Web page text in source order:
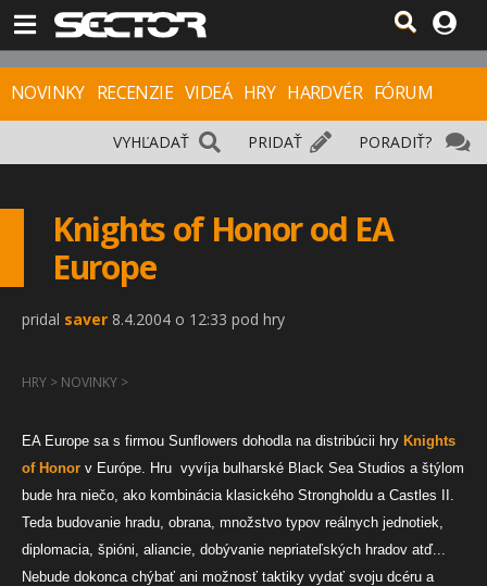
NOVINKY RECENZIE VIDEÁ HRY HARDVÉR FÓRUM
PORADIŤ?
PRIDAŤ
VYHĽADAŤ
Knights of Honor od EA
Europe
pridal saver 8.4.2004 o 12:33 pod hry
HRY > NOVINKY >
EA Europe sa s firmou Sunflowers dohodla na distribúcii hry Knights
of Honor v Európe. Hru vyvíja bulharské Black Sea Studios a štýlom
bude hra niečo, ako kombinácia klasického Strongholdu a Castles II.
Teda budovanie hradu, obrana, množstvo typov reálnych jednotiek,
diplomacia, špióni, aliancie, dobývanie nepriateľských hradov atď...
Nebude dokonca chýbať ani možnosť taktiky vydať svoju dcéru a